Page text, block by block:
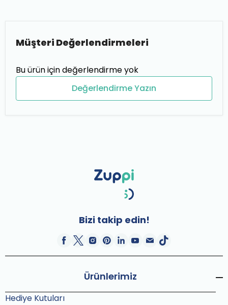
Müşteri Değerlendirmeleri
Bu ürün için değerlendirme yok
Değerlendirme Yazın
Bizi takip edin!
Ürünlerimiz
Hediye Kutuları